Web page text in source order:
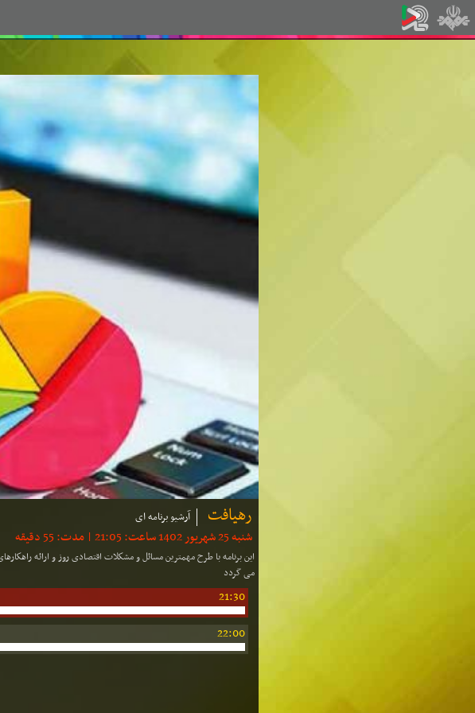
رهیافت آرشیو برنامه ای
شنبه 25 شهریور 1402 ساعت: 21:05 | مدت: 55 دقیقه
این برنامه با طرح مهمترین مسائل و مشكلات اقتصادی روز و ارائه
می گردد
21:30
22:00